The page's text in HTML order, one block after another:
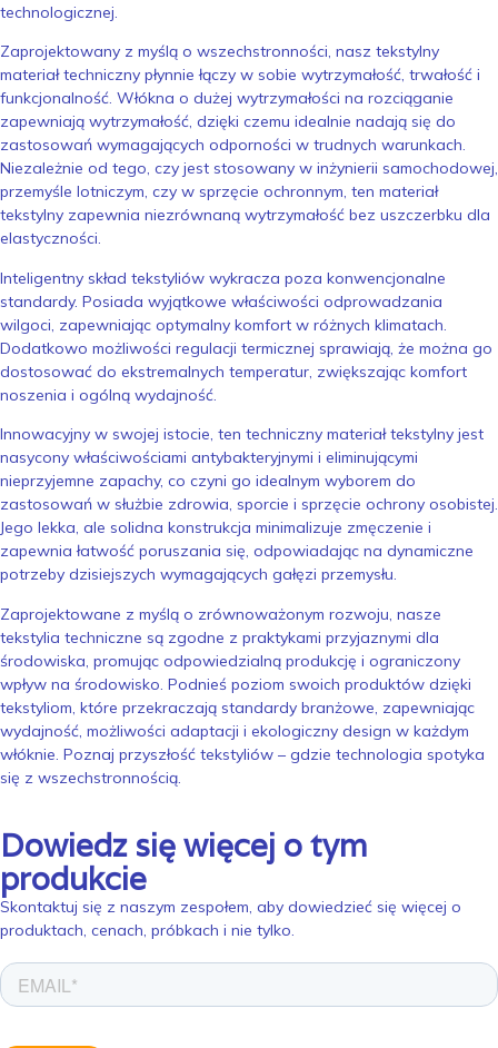
technologicznej.
Zaprojektowany z myślą o wszechstronności, nasz tekstylny
materiał techniczny płynnie łączy w sobie wytrzymałość, trwałość i
funkcjonalność. Włókna o dużej wytrzymałości na rozciąganie
zapewniają wytrzymałość, dzięki czemu idealnie nadają się do
zastosowań wymagających odporności w trudnych warunkach.
Niezależnie od tego, czy jest stosowany w inżynierii samochodowej,
przemyśle lotniczym, czy w sprzęcie ochronnym, ten materiał
tekstylny zapewnia niezrównaną wytrzymałość bez uszczerbku dla
elastyczności.
Inteligentny skład tekstyliów wykracza poza konwencjonalne
standardy. Posiada wyjątkowe właściwości odprowadzania
wilgoci, zapewniając optymalny komfort w różnych klimatach.
Dodatkowo możliwości regulacji termicznej sprawiają, że można go
dostosować do ekstremalnych temperatur, zwiększając komfort
noszenia i ogólną wydajność.
Innowacyjny w swojej istocie, ten techniczny materiał tekstylny jest
nasycony właściwościami antybakteryjnymi i eliminującymi
nieprzyjemne zapachy, co czyni go idealnym wyborem do
zastosowań w służbie zdrowia, sporcie i sprzęcie ochrony osobistej.
Jego lekka, ale solidna konstrukcja minimalizuje zmęczenie i
zapewnia łatwość poruszania się, odpowiadając na dynamiczne
potrzeby dzisiejszych wymagających gałęzi przemysłu.
Zaprojektowane z myślą o zrównoważonym rozwoju, nasze
tekstylia techniczne są zgodne z praktykami przyjaznymi dla
środowiska, promując odpowiedzialną produkcję i ograniczony
wpływ na środowisko. Podnieś poziom swoich produktów dzięki
tekstyliom, które przekraczają standardy branżowe, zapewniając
wydajność, możliwości adaptacji i ekologiczny design w każdym
włóknie. Poznaj przyszłość tekstyliów – gdzie technologia spotyka
się z wszechstronnością.
Dowiedz się więcej o tym
produkcie
Skontaktuj się z naszym zespołem, aby dowiedzieć się więcej o
produktach, cenach, próbkach i nie tylko.